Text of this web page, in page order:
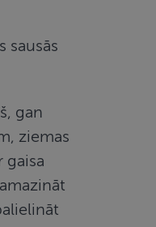
sausās
gan
ziemas
gaisa